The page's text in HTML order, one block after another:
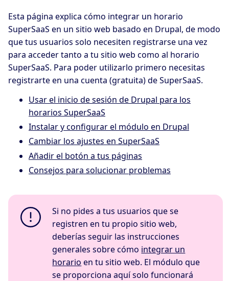
Esta página explica cómo integrar un horario
SuperSaaS en un sitio web basado en Drupal, de modo
que tus usuarios solo necesiten registrarse una vez
para acceder tanto a tu sitio web como al horario
SuperSaaS. Para poder utilizarlo primero necesitas
registrarte en una cuenta (gratuita) de SuperSaaS.
Usar el inicio de sesión de Drupal para los
horarios SuperSaaS
Instalar y configurar el módulo en Drupal
Cambiar los ajustes en SuperSaaS
Añadir el botón a tus páginas
Consejos para solucionar problemas
Si no pides a tus usuarios que se
registren en tu propio sitio web,
deberías seguir las instrucciones
generales sobre cómo integrar un
horario en tu sitio web. El módulo que
se proporciona aquí solo funcionará